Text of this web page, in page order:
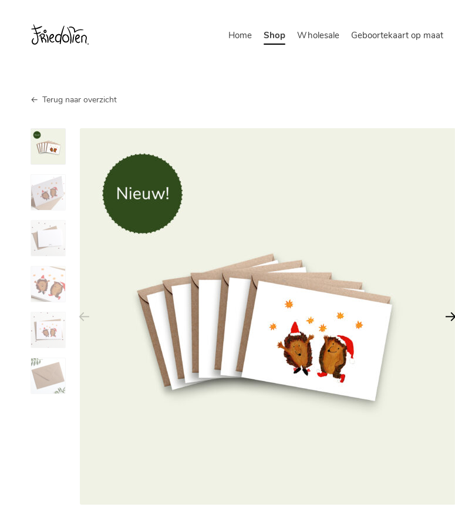
Home Shop Wholesale Geboortekaart op maat
Terug naar overzicht
Kerstkaarten
lichtpuntjes
gevouwen)
aantal